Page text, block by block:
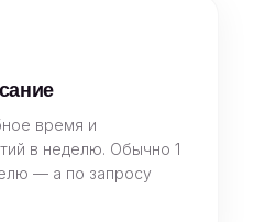
время и
в неделю. Обычно 1
— а по запросу